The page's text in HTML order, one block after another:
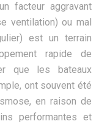
facteur aggravant
ventilation) ou mal
est un terrain
rapide de
que les bateaux
ont souvent été
en raison de
performantes et